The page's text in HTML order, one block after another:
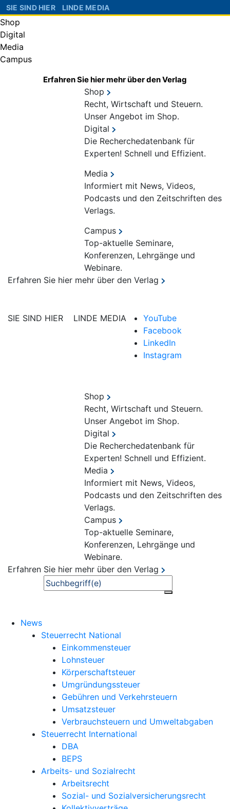
SIE SIND HIER LINDE MEDIA
Shop
Digital
Media
Campus
Erfahren Sie hier mehr über den Verlag
Shop
Recht, Wirtschaft und Steuern.
Unser Angebot im Shop.
Digital
Die Recherchedatenbank für
Experten! Schnell und Effizient.
Media
Informiert mit News, Videos,
Podcasts und den Zeitschriften des
Verlags.
Campus
Top-aktuelle Seminare,
Konferenzen, Lehrgänge und
Webinare.
Erfahren Sie hier mehr über den Verlag
SIE SIND HIER LINDE MEDIA
YouTube
Facebook
LinkedIn
Instagram
Shop
Recht, Wirtschaft und Steuern.
Unser Angebot im Shop.
Digital
Die Recherchedatenbank für
Experten! Schnell und Effizient.
Media
Informiert mit News, Videos,
Podcasts und den Zeitschriften des
Verlags.
Campus
Top-aktuelle Seminare,
Konferenzen, Lehrgänge und
Webinare.
Erfahren Sie hier mehr über den Verlag
Suche
News
Steuerrecht National
Einkommensteuer
Lohnsteuer
Körperschaftsteuer
Umgründungssteuer
Gebühren und Verkehrsteuern
Umsatzsteuer
Verbrauchsteuern und Umweltabgaben
Steuerrecht International
DBA
BEPS
Arbeits- und Sozialrecht
Arbeitsrecht
Sozial- und Sozialversicherungsrecht